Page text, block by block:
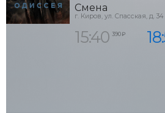
Смена
г. Киров, ул. Спасская, д. 34
15:40 390 ₽